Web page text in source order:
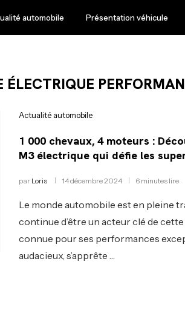
automobile Présentation véhicule
ÉLECTRIQUE
Actualité automobile
1 000 chevaux, 4 moteurs :
M3 électrique qui défie les
par Loris 14 décembre 2024 6 minutes lire
Le monde automobile est en pleine
continue d’être un acteur clé de
connue pour ses performances
audacieux, s’apprête …